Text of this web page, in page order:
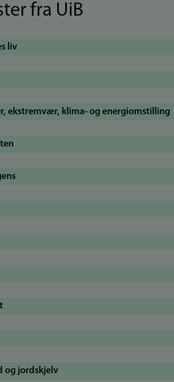
fra UiB
liv
ekstremvær, klima- og energiomstilling
og jordskjelv